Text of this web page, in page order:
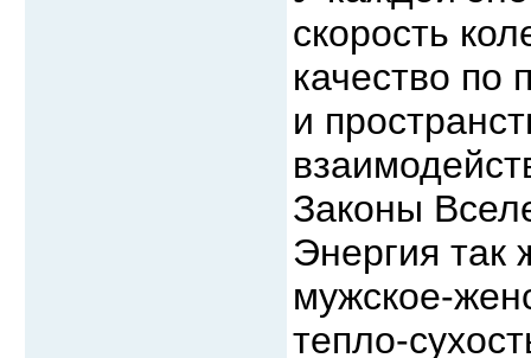
скорость
качество по
и
Законы
Энергия
мужское-
тепло-